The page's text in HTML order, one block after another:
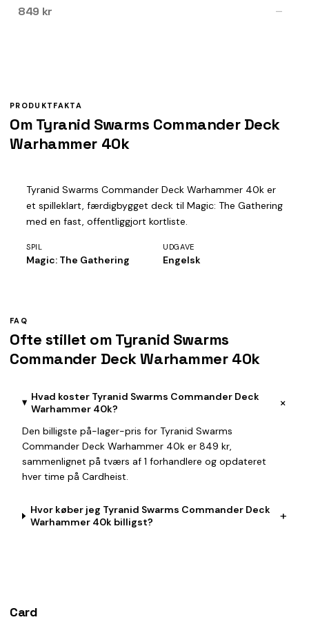
849 kr —
PRODUKTFAKTA
Om Tyranid Swarms Commander Deck
Warhammer 40k
Tyranid Swarms Commander Deck Warhammer 40k er
et spilleklart, færdigbygget deck til Magic: The Gathering
med en fast, offentliggjort kortliste.
SPIL
Magic: The Gathering
UDGAVE
Engelsk
FAQ
Ofte stillet om Tyranid Swarms
Commander Deck Warhammer 40k
Hvad koster Tyranid Swarms Commander Deck
Warhammer 40k?
+
Den billigste på-lager-pris for Tyranid Swarms
Commander Deck Warhammer 40k er 849 kr,
sammenlignet på tværs af 1 forhandlere og opdateret
hver time på Cardheist.
Hvor køber jeg Tyranid Swarms Commander Deck
Warhammer 40k billigst?
+
Card